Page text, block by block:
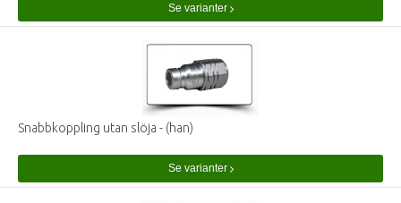
Se varianter
Snabbkoppling utan slöja - (han)
Se varianter